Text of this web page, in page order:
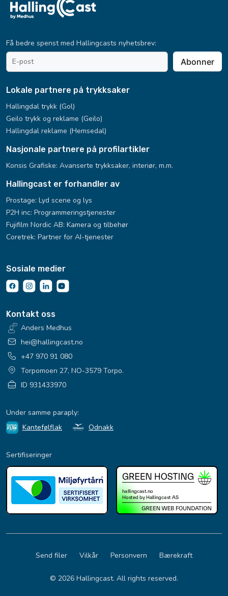
Lokale partnere på trykksaker
Hallingdal trykk (Gol)
Geilo trykk og reklame (Geilo)
Hallingdal reklame (Hemsedal)
Nasjonale partnere på profilartikler
Konsis Grafiske: Avanserte trykksaker, interiør, m.m.
Hallingcast er forhandler av
Prostage: Lyd scene og lys
P2H inc: Programmeringstjenester
Fujifilm Nordic AB: Kamera og tilbehør
Coretrek: Partner for AI-tjenester
Sosiale medier
Kontakt oss
Anders Medhus
hei@hallingcast.no
+47 970 91 080
Torpomoen 27, NO-3579 Torpo.
ID 931433970
Få bedre spenst med Hallingcasts nyhetsbrev:
email
address
*
Abonner
Under samme paraply:
Kantefølflak
Odnakk
Sertifiseringer
Send filer Vilkår Personvern Bærekraft
© 2026 Hallingcast. All rights reserved.